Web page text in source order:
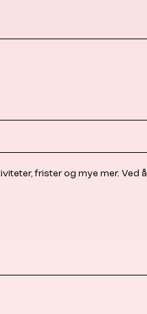
frister og mye mer. Ved å